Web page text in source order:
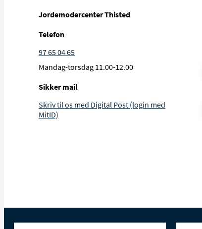
Jordemodercenter Thisted
Telefon
97 65 04 65
Mandag-torsdag 11.00-12.00
Sikker mail
Skriv til os med Digital Post (login med
MitID)